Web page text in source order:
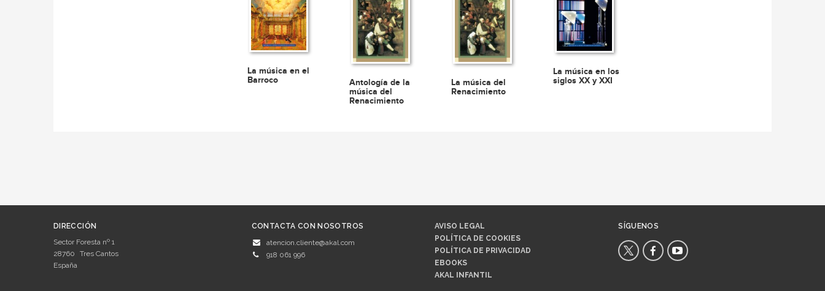
La música en el
Barroco
Antología de la
música del
Renacimiento
La música del
Renacimiento
La música en los
siglos XX y XXI
DIRECCIÓN
Sector Foresta nº 1
28760
Tres Cantos
España
CONTACTA CON NOSOTROS
atencion.cliente@akal.com
918 061 996
AVISO LEGAL
POLÍTICA DE COOKIES
POLÍTICA DE PRIVACIDAD
EBOOKS
AKAL INFANTIL
SÍGUENOS